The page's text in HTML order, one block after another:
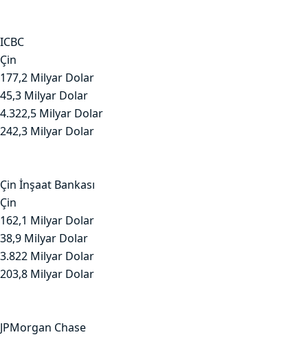
ICBC
Çin
177,2 Milyar Dolar
45,3 Milyar Dolar
4.322,5 Milyar Dolar
242,3 Milyar Dolar
Çin İnşaat Bankası
Çin
162,1 Milyar Dolar
38,9 Milyar Dolar
3.822 Milyar Dolar
203,8 Milyar Dolar
JPMorgan Chase